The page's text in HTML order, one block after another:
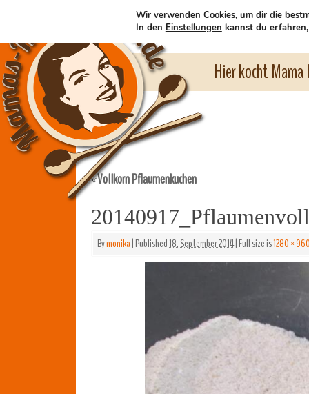
Hier kocht
«Vollkorn Pflaumenkuchen
Bymonika|Published18. September 2014|Full size is1280 ×
Wir verwenden Cookies, um dir die
In den Einstellungen kannst du